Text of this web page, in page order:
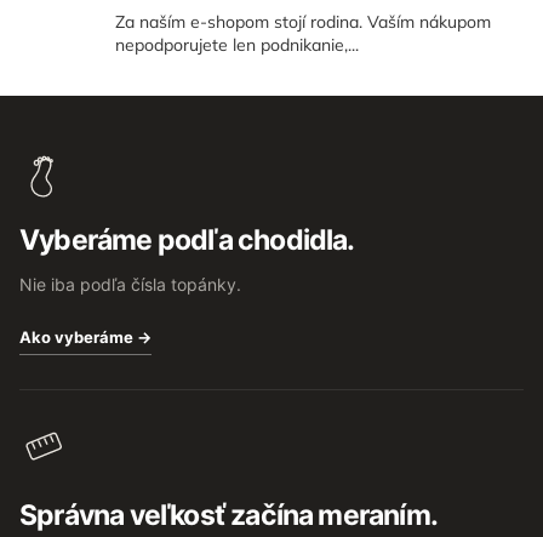
Za naším e-shopom stojí rodina. Vaším nákupom
nepodporujete len podnikanie,...
Vyberáme podľa chodidla.
Nie iba podľa čísla topánky.
Ako vyberáme →
Správna veľkosť začína meraním.